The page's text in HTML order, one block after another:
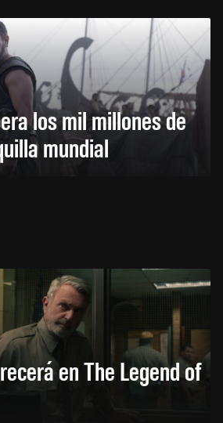
los mil millones de
mundial
en The Legend of